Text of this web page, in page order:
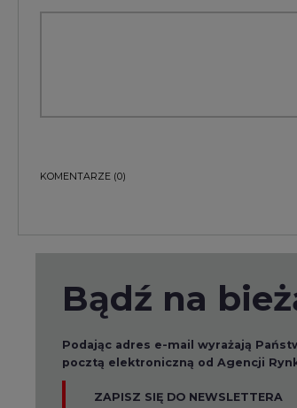
KOMENTARZE (0)
Bądź na
Podając adres e-mail wyrażają
pocztą elektroniczną od Agencji
ZAPISZ SIĘ DO NEWSLETTERA